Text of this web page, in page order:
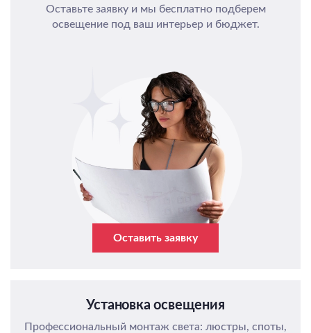
Оставьте заявку и мы бесплатно подберем
освещение под ваш интерьер и бюджет.
Оставить заявку
Установка освещения
Профессиональный монтаж света: люстры, споты,